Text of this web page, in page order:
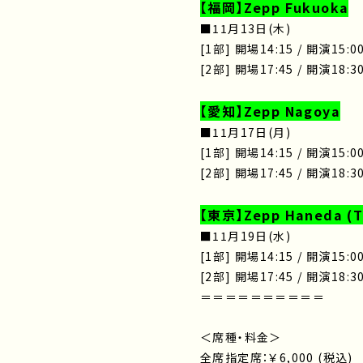
【福岡】Zepp Fukuoka
■11月13日(木)
[1部] 開場14:15 / 開演15:00
[2部] 開場17:45 / 開演18:30
【愛知】Zepp Nagoya
■11月17日(月)
[1部] 開場14:15 / 開演15:00
[2部] 開場17:45 / 開演18:30
【東京】Zepp Haneda
■11月19日(水)
[1部] 開場14:15 / 開演15:00
[2部] 開場17:45 / 開演18:30
＝＝＝＝＝＝＝＝＝＝
＜席種・料金＞
全席指定席：￥6,000 (税込)